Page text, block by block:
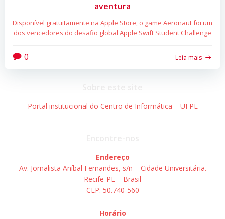
aventura
Disponível gratuitamente na Apple Store, o game Aeronaut foi um
dos vencedores do desafio global Apple Swift Student Challenge
0 Leia mais
Portal institucional do Centro de Informática – UFPE
Endereço
Av. Jornalista Aníbal Fernandes, s/n – Cidade Universitária.
Recife-PE – Brasil
CEP: 50.740-560
Horário